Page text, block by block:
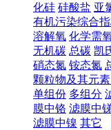
化硅 硅酸盐 亚
有机污染综合指
溶解氧 化学需
无机碳 总碳 凯
硝态氮 铵态氮
颗粒物及其元素
单组份 多组分
膜中铬 滤膜中
滤膜中镍 其它